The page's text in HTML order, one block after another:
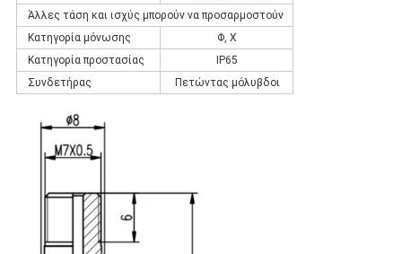
Άλλες τάση και ισχύς μπορούν να προσαρμοστούν
Κατηγορία μόνωσης
Φ, Χ
Κατηγορία προστασίας
IP65
Συνδετήρας
Πετώντας μόλυβδοι